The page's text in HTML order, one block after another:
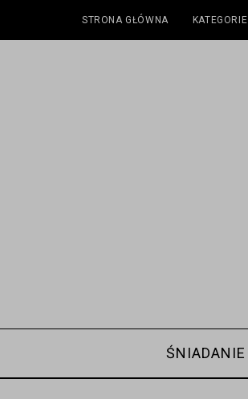
STRONA GŁÓWNA KATEGORIE
ŚNIADANIE